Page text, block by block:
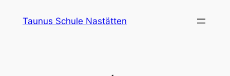
InhaltTaunus Schule Nastätten